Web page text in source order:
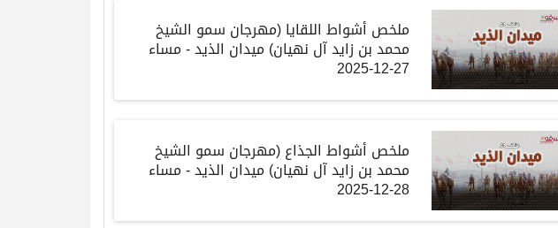
ملخص أشواط اللقايا(مهرجان سمو الشيخ
محمد بن زايد آل نهيان)ميدان الذيد-مساء
27-12-2025
ملخص أشواط الجذاع(مهرجان سمو الشيخ
محمد بن زايد آل نهيان)ميدان الذيد-مساء
28-12-2025